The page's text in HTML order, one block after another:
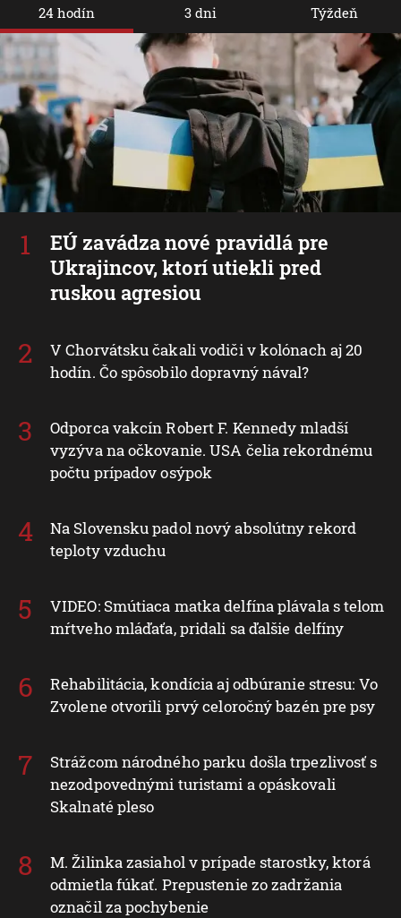
24 hodín
EÚ zavádza nové pravidlá pre
Ukrajincov, ktorí utiekli pred
ruskou agresiou
V Chorvátsku čakali vodiči v kolónach aj 20
hodín. Čo spôsobilo dopravný nával?
Odporca vakcín Robert F. Kennedy mladší
vyzýva na očkovanie. USA čelia rekordnému
počtu prípadov osýpok
Na Slovensku padol nový absolútny rekord
teploty vzduchu
VIDEO: Smútiaca matka delfína plávala s telom
mŕtveho mláďaťa, pridali sa ďalšie delfíny
Rehabilitácia, kondícia aj odbúranie stresu: Vo
Zvolene otvorili prvý celoročný bazén pre psy
Strážcom národného parku došla trpezlivosť s
nezodpovednými turistami a opáskovali
Skalnaté pleso
M. Žilinka zasiahol v prípade starostky, ktorá
odmietla fúkať. Prepustenie zo zadržania
označil za pochybenie
3 dni Týždeň